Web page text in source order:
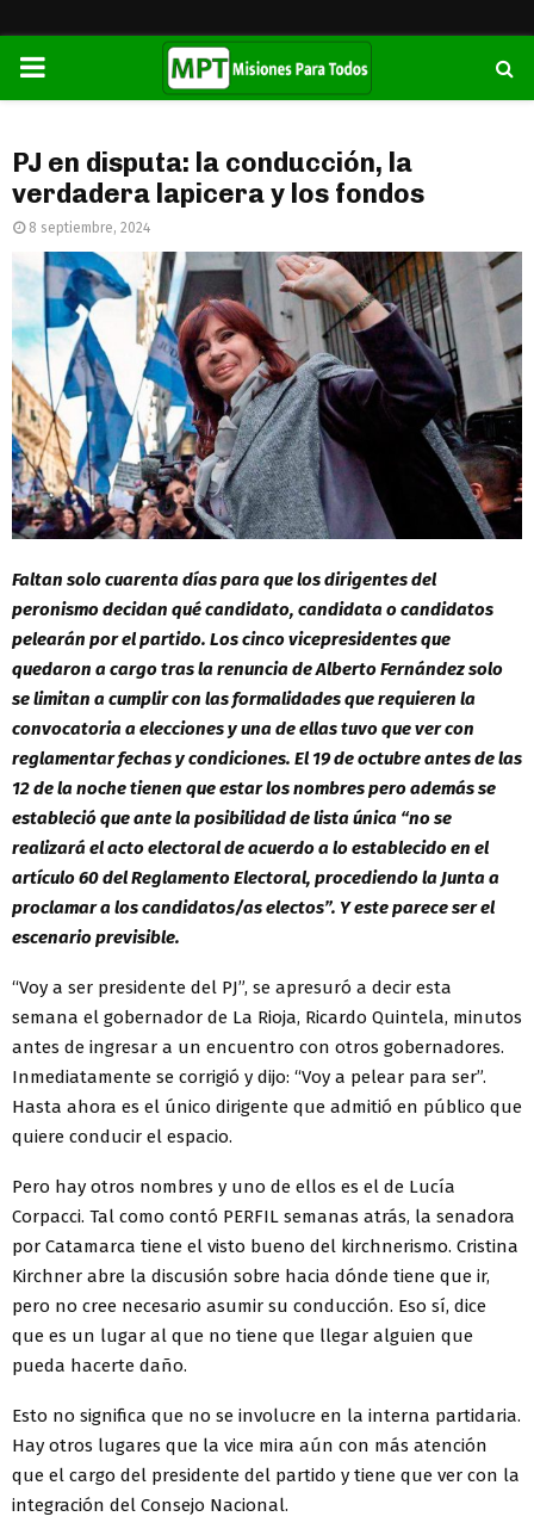
PRIMARY
PJ en disputa: la conducción, la
verdadera lapicera y los fondos
8 septiembre, 2024
Faltan solo cuarenta días para que los dirigentes del
peronismo decidan qué candidato, candidata o candidatos
pelearán por el partido. Los cinco vicepresidentes que
quedaron a cargo tras la renuncia de Alberto Fernández solo
se limitan a cumplir con las formalidades que requieren la
convocatoria a elecciones y una de ellas tuvo que ver con
reglamentar fechas y condiciones. El 19 de octubre antes de las
12 de la noche tienen que estar los nombres pero además se
estableció que ante la posibilidad de lista única “no se
realizará el acto electoral de acuerdo a lo establecido en el
artículo 60 del Reglamento Electoral, procediendo la Junta a
proclamar a los candidatos/as electos”. Y este parece ser el
escenario previsible.
“Voy a ser presidente del PJ”, se apresuró a decir esta
semana el gobernador de La Rioja, Ricardo Quintela, minutos
antes de ingresar a un encuentro con otros gobernadores.
Inmediatamente se corrigió y dijo: “Voy a pelear para ser”.
Hasta ahora es el único dirigente que admitió en público que
quiere conducir el espacio.
Pero hay otros nombres y uno de ellos es el de Lucía
Corpacci. Tal como contó PERFIL semanas atrás, la senadora
por Catamarca tiene el visto bueno del kirchnerismo. Cristina
Kirchner abre la discusión sobre hacia dónde tiene que ir,
pero no cree necesario asumir su conducción. Eso sí, dice
que es un lugar al que no tiene que llegar alguien que
pueda hacerte daño.
Esto no significa que no se involucre en la interna partidaria.
Hay otros lugares que la vice mira aún con más atención
que el cargo del presidente del partido y tiene que ver con la
integración del Consejo Nacional.